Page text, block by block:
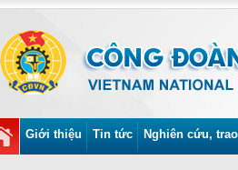
Giới thiệu Tin tức Nghiên cứu,